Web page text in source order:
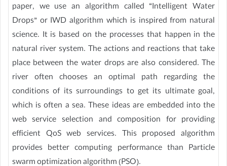
paper, we use an algorithm called “Intelligent Water
Drops” or IWD algorithm which is inspired from natural
science. It is based on the processes that happen in the
natural river system. The actions and reactions that take
place between the water drops are also considered. The
river often chooses an optimal path regarding the
conditions of its surroundings to get its ultimate goal,
which is often a sea. These ideas are embedded into the
web service selection and composition for providing
efficient QoS web services. This proposed algorithm
provides better computing performance than Particle
swarm optimization algorithm (PSO).